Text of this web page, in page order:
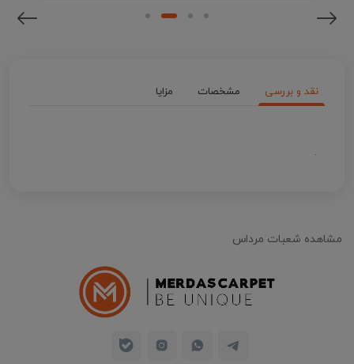
نقد و بررسی مشخصات مزایا
.
مشاهده شعبات مرداس